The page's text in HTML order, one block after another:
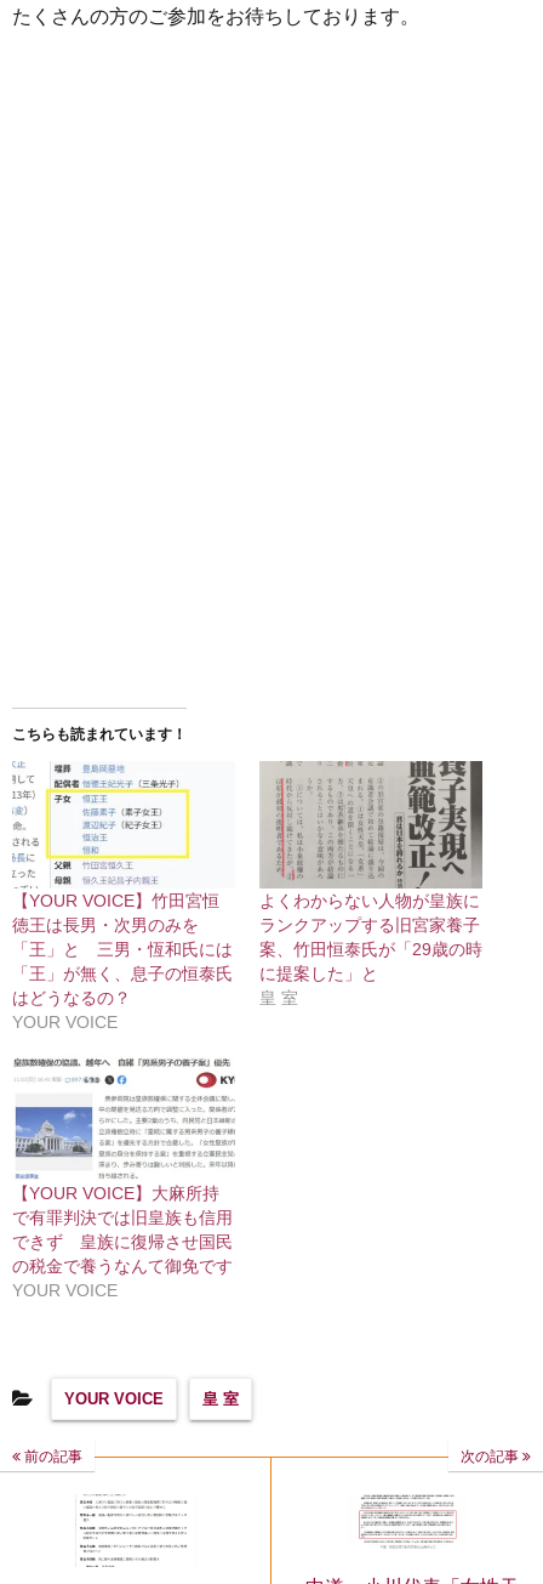
たくさんの方のご参加をお待ちしております。
こちらも読まれています！
【YOUR VOICE】竹田宮恒
徳王は長男・次男のみを
「王」と 三男・恆和氏には
「王」が無く、息子の恒泰氏
はどうなるの？
YOUR VOICE
よくわからない人物が皇族に
ランクアップする旧宮家養子
案、竹田恒泰氏が「29歳の時
に提案した」と
皇 室
【YOUR VOICE】大麻所持
で有罪判決では旧皇族も信用
できず 皇族に復帰させ国民
の税金で養うなんて御免です
YOUR VOICE
YOUR VOICE 皇 室
前の記事 次の記事